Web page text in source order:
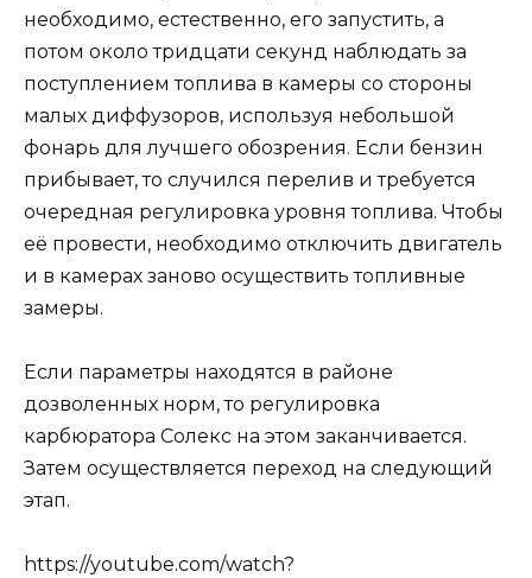
необходимо, естественно, его запустить, а
потом около тридцати секунд наблюдать за
поступлением топлива в камеры со стороны
малых диффузоров, используя небольшой
фонарь для лучшего обозрения. Если бензин
прибывает, то случился перелив и требуется
очередная регулировка уровня топлива. Чтобы
её провести, необходимо отключить двигатель
и в камерах заново осуществить топливные
замеры.
Если параметры находятся в районе
дозволенных норм, то регулировка
карбюратора Солекс на этом заканчивается.
Затем осуществляется переход на следующий
этап.
https://youtube.com/watch?